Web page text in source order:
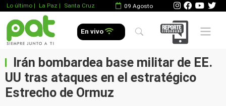
Lo último | La Paz | Santa Cruz 09 Agosto
En vivo Mobile
Irán bombardea base militar de EE.
UU tras ataques en el estratégico
Estrecho de Ormuz